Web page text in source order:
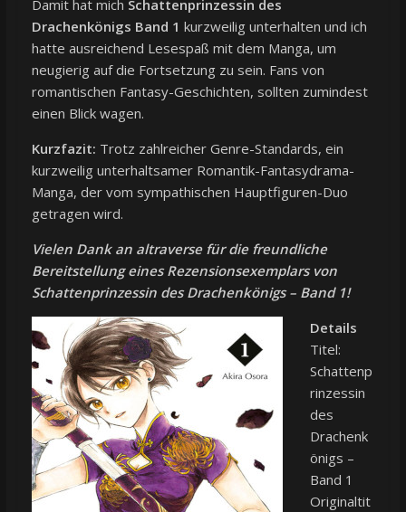
Damit hat mich Schattenprinzessin des
Drachenkönigs Band 1 kurzweilig unterhalten und ich
hatte ausreichend Lesespaß mit dem Manga, um
neugierig auf die Fortsetzung zu sein. Fans von
romantischen Fantasy-Geschichten, sollten zumindest
einen Blick wagen.
Kurzfazit: Trotz zahlreicher Genre-Standards, ein
kurzweilig unterhaltsamer Romantik-Fantasydrama-
Manga, der vom sympathischen Hauptfiguren-Duo
getragen wird.
Vielen Dank an altraverse für die freundliche
Bereitstellung eines Rezensionsexemplars von
Schattenprinzessin des Drachenkönigs – Band 1!
Details
Titel:
Schattenp
rinzessin
des
Drachenk
önigs –
Band 1
Originaltit